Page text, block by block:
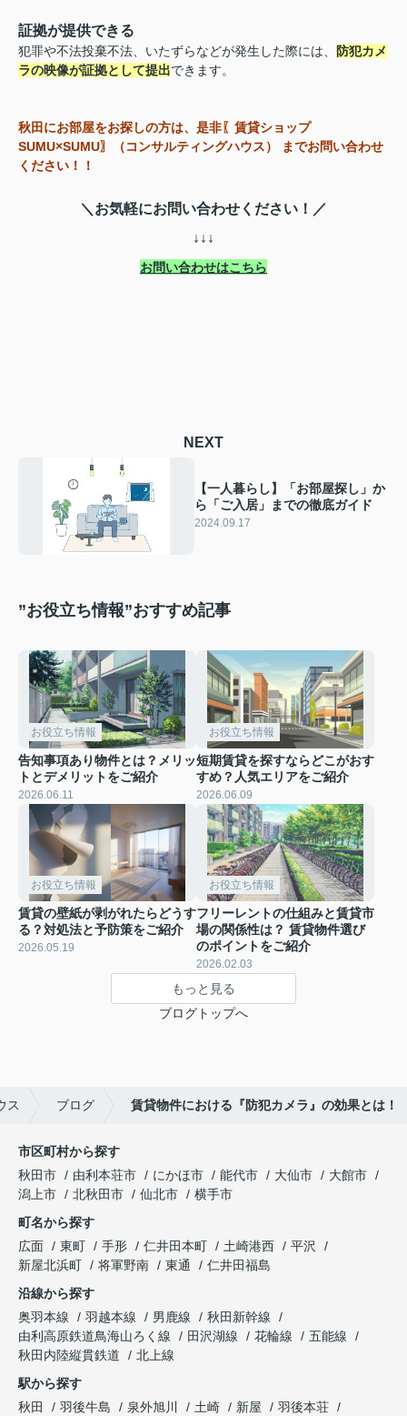
証拠が提供できる
犯罪や不法投棄不法、いたずらなどが発生した際には、 防犯カメ
ラの映像が証拠として提出できます。
秋田にお部屋をお探しの方は、是非〖賃貸ショップ
SUMU×SUMU〗（コンサルティングハウス） までお問い合わせ
ください！！
＼お気軽にお問い合わせください！／
↓↓↓
お問い合わせはこちら
NEXT
【一人暮らし】「お部屋探し」か
ら「ご入居」までの徹底ガイド
2024.09.17
”お役立ち情報”おすすめ記事
お役立ち情報
告知事項あり物件とは？メリッ
トとデメリットをご紹介
2026.06.11
お役立ち情報
短期賃貸を探すならどこがおす
すめ？人気エリアをご紹介
2026.06.09
お役立ち情報
賃貸の壁紙が剥がれたらどうす
る？対処法と予防策をご紹介
2026.05.19
お役立ち情報
フリーレントの仕組みと賃貸市
場の関係性は？ 賃貸物件選び
のポイントをご紹介
2026.02.03
もっと見る
ブログトップへ
ス ブログ 賃貸物件における『防犯カメラ』の効果とは！
市区町村から探す
秋田市
由利本荘市 にかほ市 能代市 大仙市
大館市
潟上市
北秋田市 仙北市
横手市
町名から探す
広面
東町 手形 仁井田本町 土崎港西
平沢
新屋北浜町
将軍野南 東通
仁井田福島
沿線から探す
奥羽本線
羽越本線 男鹿線
秋田新幹線
由利高原鉄道鳥海山ろく線
田沢湖線 花輪線
五能線
秋田内陸縦貫鉄道
北上線
駅から探す
秋田
羽後牛島 泉外旭川 土崎 新屋
羽後本荘